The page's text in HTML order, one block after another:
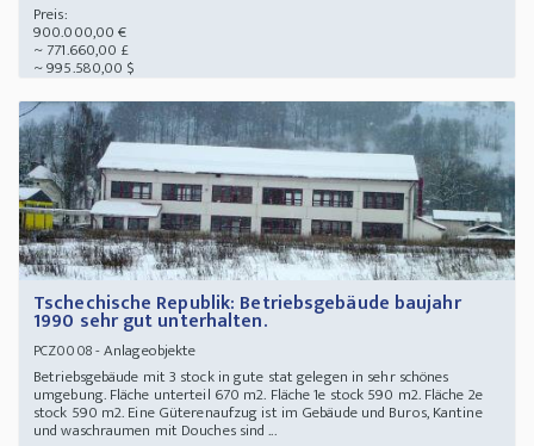
Preis:
900.000,00 €
~ 771.660,00 £
~ 995.580,00 $
Tschechische Republik: Betriebsgebäude baujahr
1990 sehr gut unterhalten.
PCZ0008- Anlageobjekte
Betriebsgebäude mit 3 stock in gute stat gelegen in sehr schönes
umgebung. Fläche unterteil 670 m2. Fläche 1e stock 590 m2. Fläche 2e
stock 590 m2. Eine Güterenaufzug ist im Gebäude und Buros, Kantine
und waschraumen mit Douches sind ...